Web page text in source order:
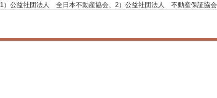
1）公益社団法人 全日本不動産協会、2）公益社団法人 不動産保証協会